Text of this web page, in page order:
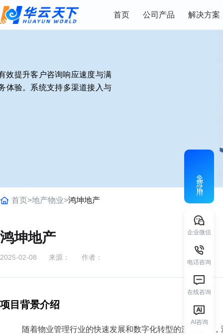
首页 公司产品 解决方案
效提升客户咨询响应速度与满
体验。系统支持多渠道接入与
首页>地产物业>鸿坤地产
鸿坤地产
2025-02-08 来源： 作者：
项目背景介绍
随着物业管理行业的快速发展和数字化转型的深入推进
免费试用
企业微信
电话咨询
在线咨询
AI咨询